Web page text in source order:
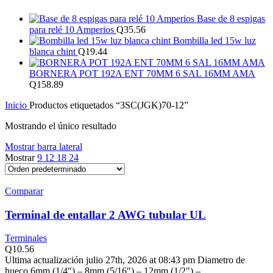
Base de 8 espigas
para relé 10 Amperios Q35.56
Bombilla led 15w luz
blanca chint Q19.44
BORNERA POT 192A ENT 70MM 6 SAL 16MM AMA
Q158.89
Inicio Productos etiquetados “3SC(JGK)70-12”
Mostrando el único resultado
Mostrar barra lateral
Mostrar9 12 18 24
Comparar
Terminal de entallar 2 AWG tubular UL
Terminales
Q10.56
Ultima actualización julio 27th, 2026 at 08:43 pm Diametro de